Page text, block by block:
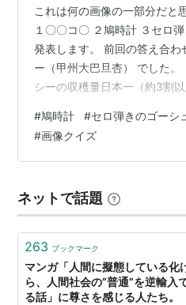
これは何の画像の一部分だと
１〇〇コ〇 ２鳩時計 ３セロ
発表します。 前回の答え合
ー（甲州大巴旦杏） でした
シーの収穫量日本一（約3割
たんきょう）”が明治期にアメ
た後に「逆輸入」されてケル
donaltobello.hatenablog.com
#鳩時計 #セロ弾きのゴーシ
#画像クイズ
ネットで話題
263 ブックマーク
マンガ「人間に擬態している化
ら、人間社会の”普通”を逆輸入
る話」に尊さを感じる人たち。